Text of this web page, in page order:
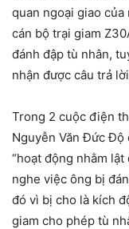
quan ngoại giao
cán bộ trại giam
đánh đập tù nhân,
nhận được câu trả
Trong 2 cuộc điện
Nguyễn Văn Đức Độ
“hoạt động nhằm
nghe việc ông bị
đó vì bị cho là kích
giam cho phép tù